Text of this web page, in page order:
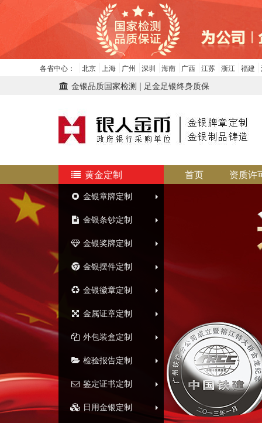
各省中心： 北京 上海 广州 深圳 海南 广西 江苏 浙江 福建
金银品质国家检测 | 足金足银终身质保
黄金定制
金银章牌定制
金银条钞定制
金银奖牌定制
金银摆件定制
金银徽章定制
金属证章定制
外包装盒定制
检验报告定制
鉴定证书定制
日用金银定制
首页 资质许